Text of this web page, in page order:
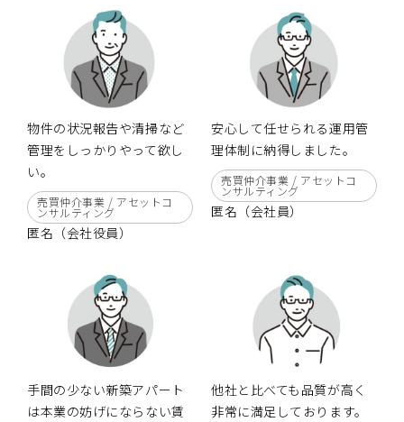
物件の状況報告や清掃など
管理をしっかりやって欲し
い。
売買仲介事業 / アセットコ
ンサルティング
匿名（会社役員）
安心して任せられる運用管
理体制に納得しました。
売買仲介事業 / アセットコ
ンサルティング
匿名（会社員）
手間の少ない新築アパート
は本業の妨げにならない賃
他社と比べても品質が高く
非常に満足しております。